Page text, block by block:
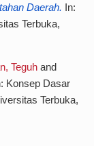
Daerah. In:
Terbuka,
Teguhand
Konsep Dasar
Terbuka,